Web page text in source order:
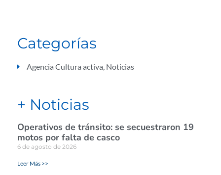
Categorías
Agencia Cultura activa, Noticias
+ Noticias
Operativos de tránsito: se secuestraron 19
motos por falta de casco
6 de agosto de 2026
Leer Más >>